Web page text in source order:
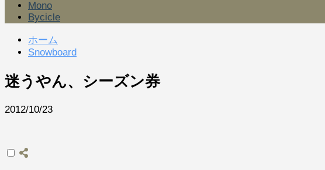
Mono
Bycicle
ホーム
Snowboard
迷うやん、シーズン券
2012/10/23